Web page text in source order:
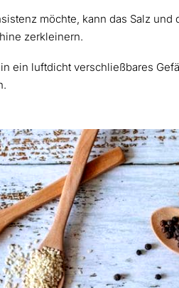
möchte, kann das Salz und
zerkleinern.
ein luftdicht verschließbares